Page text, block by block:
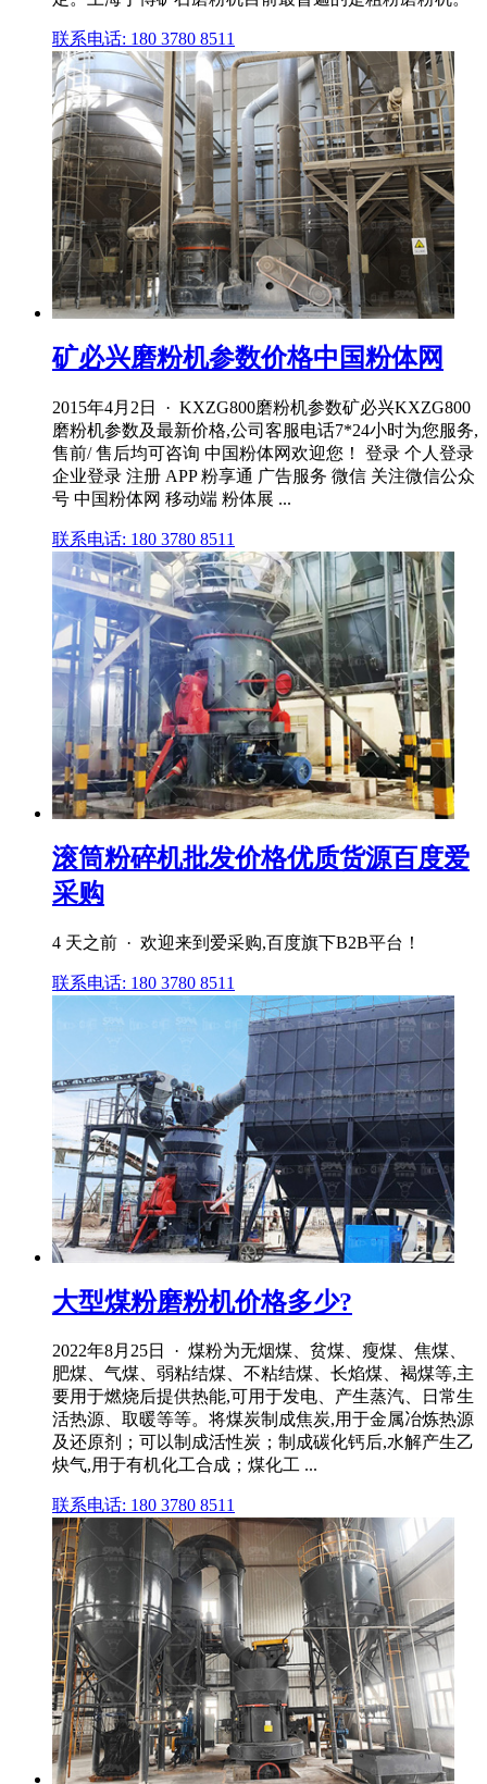
联系电话: 180 3780 8511
矿必兴磨粉机参数价格中国粉体网
2015年4月2日 · KXZG800磨粉机参数矿必兴KXZG800
磨粉机参数及最新价格,公司客服电话7*24小时为您服务,
售前/ 售后均可咨询 中国粉体网欢迎您！ 登录 个人登录
企业登录 注册 APP 粉享通 广告服务 微信 关注微信公众
号 中国粉体网 移动端 粉体展 ...
联系电话: 180 3780 8511
滚筒粉碎机批发价格优质货源百度爱
采购
4 天之前 · 欢迎来到爱采购,百度旗下B2B平台！
联系电话: 180 3780 8511
大型煤粉磨粉机价格多少?
2022年8月25日 · 煤粉为无烟煤、贫煤、瘦煤、焦煤、
肥煤、气煤、弱粘结煤、不粘结煤、长焰煤、褐煤等,主
要用于燃烧后提供热能,可用于发电、产生蒸汽、日常生
活热源、取暖等等。将煤炭制成焦炭,用于金属冶炼热源
及还原剂；可以制成活性炭；制成碳化钙后,水解产生乙
炔气,用于有机化工合成；煤化工 ...
联系电话: 180 3780 8511